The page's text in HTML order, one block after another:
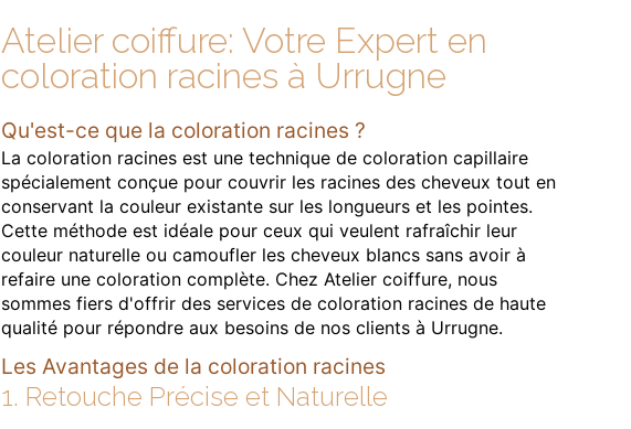
Atelier coiffure: Votre Expert en
coloration racines à Urrugne
Qu'est-ce que la coloration racines ?
La coloration racines est une technique de coloration capillaire
spécialement conçue pour couvrir les racines des cheveux tout en
conservant la couleur existante sur les longueurs et les pointes.
Cette méthode est idéale pour ceux qui veulent rafraîchir leur
couleur naturelle ou camoufler les cheveux blancs sans avoir à
refaire une coloration complète. Chez Atelier coiffure, nous
sommes fiers d'offrir des services de coloration racines de haute
qualité pour répondre aux besoins de nos clients à Urrugne.
Les Avantages de la coloration racines
1. Retouche Précise et Naturelle